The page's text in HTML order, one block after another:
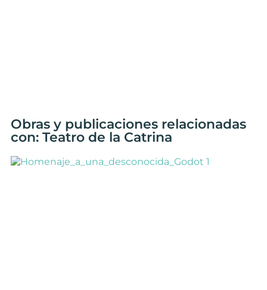
Obras y publicaciones relacionadas
con: Teatro de la Catrina